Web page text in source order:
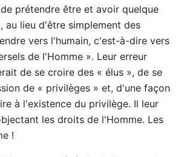
prétendre être et avoir quelque
au lieu d'être simplement des
vers l'humain, c'est-à-dire vers
de l'Homme ». Leur erreur
de se croire des « élus », de se
de « privilèges » et, d'une façon
à l'existence du privilège. Il leur
les droits de l'Homme. Les
!